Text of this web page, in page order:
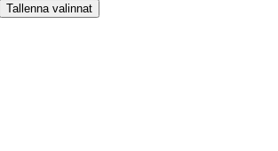
Tallenna valinnat